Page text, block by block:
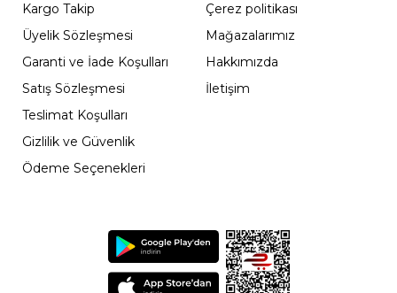
Kargo Takip
Üyelik Sözleşmesi
Garanti ve İade Koşulları
Satış Sözleşmesi
Teslimat Koşulları
Gizlilik ve Güvenlik
Ödeme Seçenekleri
Çerez politikası
Mağazalarımız
Hakkımızda
İletişim